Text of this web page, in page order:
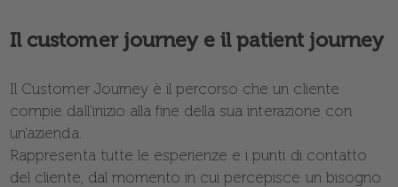
Il customer journey e il patient journey
Il Customer Journey è il percorso che un cliente
compie dall'inizio alla fine della sua interazione con
un'azienda.
Rappresenta tutte le esperienze e i punti di contatto
del cliente, dal momento in cui percepisce un bisogno